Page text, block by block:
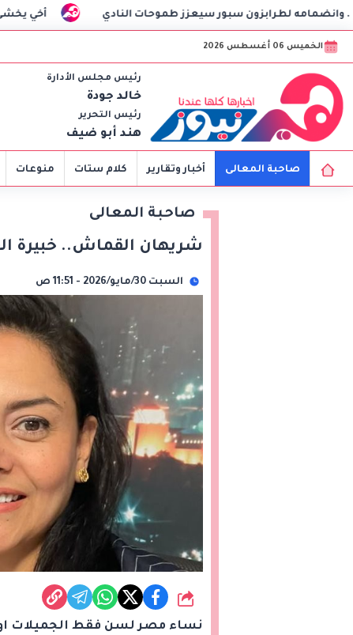
أخي يخشى التعامل مع سبور سيعزز طموحات النادي
الخميس 06 أغسطس 2026
رئيس مجلس الأدارة
خالد جودة
رئيس التحرير
هند أبو ضيف
صاحبة المعالى أخبار وتقارير كلام ستات منوعات
صاحبة المعالى
شريهان القماش.. خبيرة
السبت 30/مايو/2026 - 11:51 ص
شارك
نساء مصر لسن فقط الجميلات او